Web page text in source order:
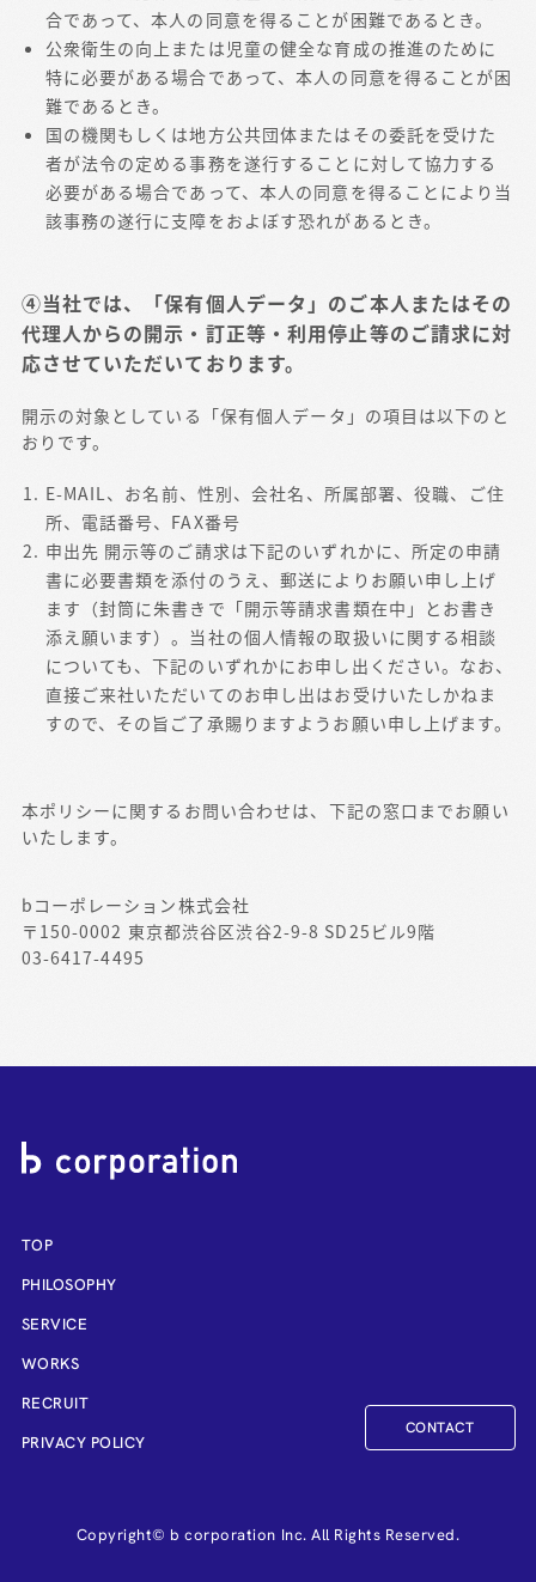
合であって、本人の同意を得ることが困難であるとき。
公衆衛生の向上または児童の健全な育成の推進のために
特に必要がある場合であって、本人の同意を得ることが困
難であるとき。
国の機関もしくは地方公共団体またはその委託を受けた
者が法令の定める事務を遂行することに対して協力する
必要がある場合であって、本人の同意を得ることにより当
該事務の遂行に支障をおよぼす恐れがあるとき。
④当社では、「保有個人データ」のご本人またはその
代理人からの開示・訂正等・利用停止等のご請求に対
応させていただいております。
開示の対象としている「保有個人データ」の項目は以下のと
おりです。
E-MAIL、お名前、性別、会社名、所属部署、役職、ご住
所、電話番号、FAX番号
申出先 開示等のご請求は下記のいずれかに、所定の申請
書に必要書類を添付のうえ、郵送によりお願い申し上げ
ます（封筒に朱書きで「開示等請求書類在中」とお書き
添え願います）。当社の個人情報の取扱いに関する相談
についても、下記のいずれかにお申し出ください。なお、
直接ご来社いただいてのお申し出はお受けいたしかねま
すので、その旨ご了承賜りますようお願い申し上げます。
本ポリシーに関するお問い合わせは、下記の窓口までお願い
いたします。
bコーポレーション株式会社
〒150-0002 東京都渋谷区渋谷2-9-8 SD25ビル9階
03-6417-4495
TOP
PHILOSOPHY
SERVICE
WORKS
RECRUIT
PRIVACY POLICY
CONTACT
Copyright© b corporation Inc. All Rights Reserved.